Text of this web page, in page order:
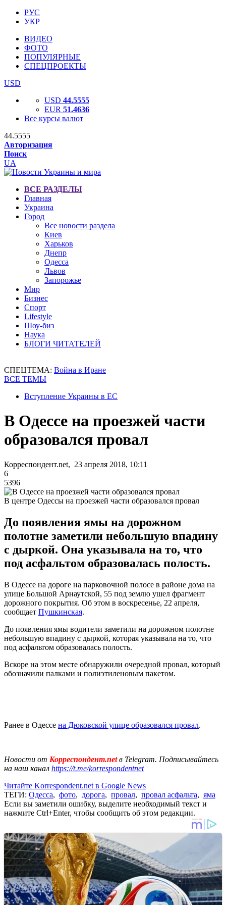
РУС
УКР
ВИДЕО
ФОТО
ПОПУЛЯРНЫЕ
СПЕЦПРОЕКТЫ
USD
USD 44.5555
EUR 51.4636
Все курсы валют
44.5555
Авторизация
Поиск
UA
ВСЕ РАЗДЕЛЫ
Главная
Украина
Город
Все новости раздела
Киев
Харьков
Днепр
Одесса
Львов
Запорожье
Мир
Бизнес
Спорт
Lifestyle
Шоу-биз
Наука
БЛОГИ ЧИТАТЕЛЕЙ
СПЕЦТЕМА: Война в Иране
ВСЕ ТЕМЫ
Вступление Украины в ЕС
В Одессе на проезжей части
образовался провал
Корреспондент.net, 23 апреля 2018, 10:11
6
5396
В центре Одессы на проезжей части образовался провал
До появления ямы на дорожном
полотне заметили небольшую впадину
с дыркой. Она указывала на то, что
под асфальтом образовалась полость.
В Одессе на дороге на парковочной полосе в районе дома на
улице Большой Арнаутской, 55 под землю ушел фрагмент
дорожного покрытия. Об этом в воскресенье, 22 апреля,
сообщает Пушкинская.
До появления ямы водители заметили на дорожном полотне
небольшую впадину с дыркой, которая указывала на то, что
под асфальтом образовалась полость.
Вскоре на этом месте обнаружили очередной провал, который
обозначили палками и полиэтиленовым пакетом.
Ранее в Одессе на Дюковской улице образовался провал.
Новости от Корреспондент.netв Telegram. Подписывайтесь
на наш канал https://t.me/korrespondentnet
Читайте Korrespondent.net в Google News
ТЕГИ: Одесса, фото, дорога, провал, провал асфальта, яма
Если вы заметили ошибку, выделите необходимый текст и
нажмите Ctrl+Enter, чтобы сообщить об этом редакции.